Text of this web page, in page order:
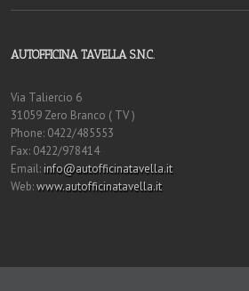
AUTOFFICINA TAVELLA S.N.C.
Via Taliercio 6
31059 Zero Branco ( TV )
Phone: 0422/485553
Fax: 0422/978414
Email: info@autofficinatavella.it
Web:www.autofficinatavella.it